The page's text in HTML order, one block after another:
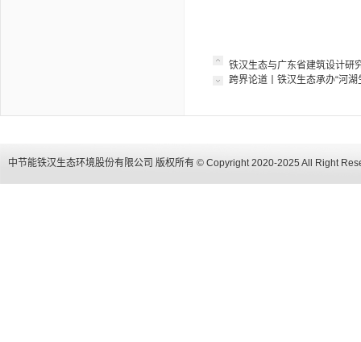
铁汉生态与广东省建筑设计研
跨界论道丨铁汉生态承办“河
中节能铁汉生态环境股份有限公司 版权所有 © Copyright 2020-2025 All Right